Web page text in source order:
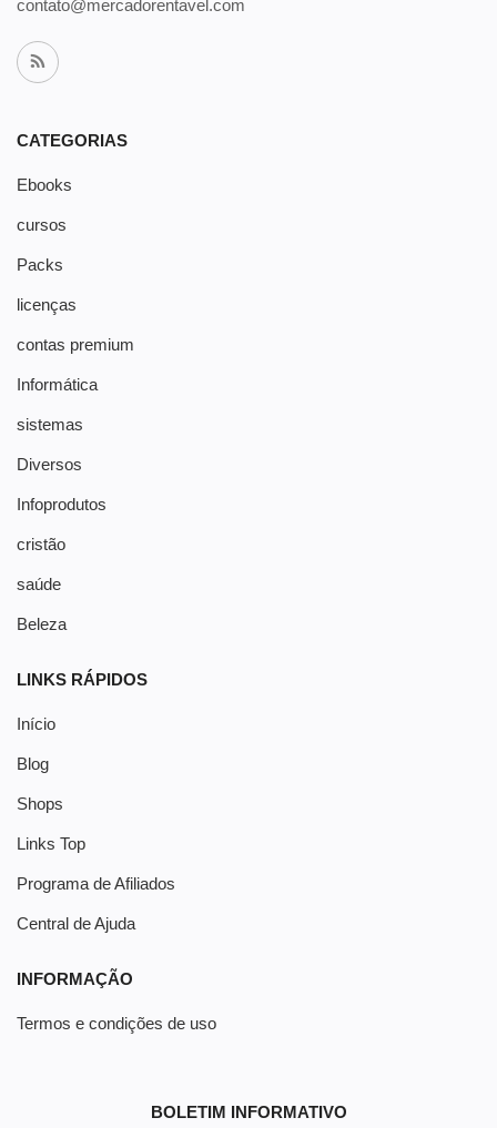
contato@mercadorentavel.com
CATEGORIAS
Ebooks
cursos
Packs
licenças
contas premium
Informática
sistemas
Diversos
Infoprodutos
cristão
saúde
Beleza
LINKS RÁPIDOS
Início
Blog
Shops
Links Top
Programa de Afiliados
Central de Ajuda
INFORMAÇÃO
Termos e condições de uso
BOLETIM INFORMATIVO